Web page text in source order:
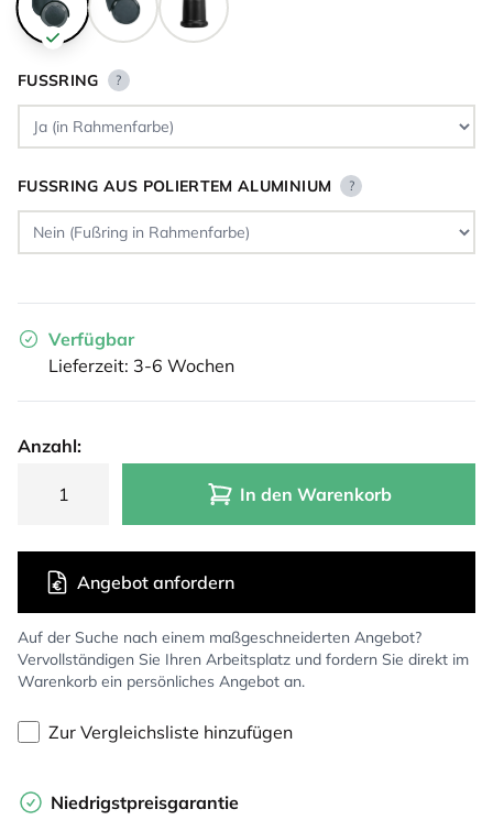
FUSSRING ?
FUSSRING AUS POLIERTEM ALUMINIUM ?
Verfügbar
Lieferzeit: 3-6 Wochen
Anzahl:
In den Warenkorb
Auf der Suche nach einem maßgeschneiderten Angebot?
Vervollständigen Sie Ihren Arbeitsplatz und fordern Sie direkt im
Warenkorb ein persönliches Angebot an.
Angebot anfordern
Zur Vergleichsliste hinzufügen
Niedrigstpreisgarantie